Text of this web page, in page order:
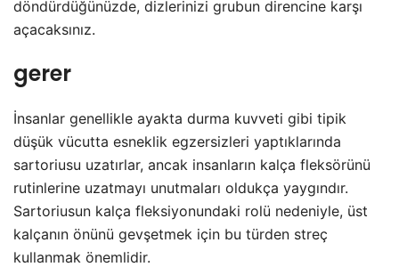
döndürdüğünüzde, dizlerinizi grubun direncine karşı
açacaksınız.
gerer
İnsanlar genellikle ayakta durma kuvveti gibi tipik
düşük vücutta esneklik egzersizleri yaptıklarında
sartoriusu uzatırlar, ancak insanların kalça fleksörünü
rutinlerine uzatmayı unutmaları oldukça yaygındır.
Sartoriusun kalça fleksiyonundaki rolü nedeniyle, üst
kalçanın önünü gevşetmek için bu türden streç
kullanmak önemlidir.